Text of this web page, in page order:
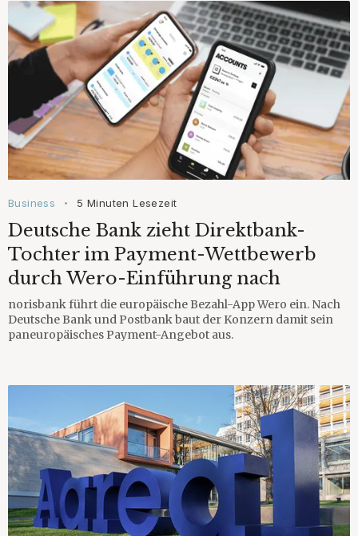
Business • 5 Minuten Lesezeit
Deutsche Bank zieht Direktbank-
Tochter im Payment-Wettbewerb
durch Wero-Einführung nach
norisbank führt die europäische Bezahl-App Wero ein. Nach
Deutsche Bank und Postbank baut der Konzern damit sein
paneuropäisches Payment-Angebot aus.